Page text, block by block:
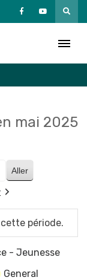
mai 2025
période.
- Jeunesse
General